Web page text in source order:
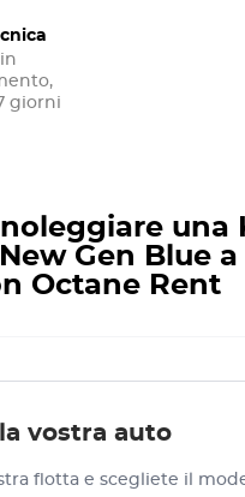
giorni
una
Gen Blue
Octane Rent
vostra auto
flotta e scegliete il